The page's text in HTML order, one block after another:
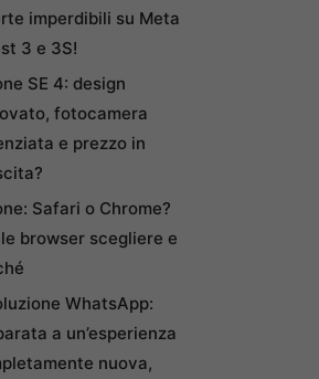
imperdibili su Meta
3 e 3S!
SE 4: design
fotocamera
e prezzo in
Safari o Chrome?
browser scegliere e
WhatsApp:
a un’esperienza
nuova,